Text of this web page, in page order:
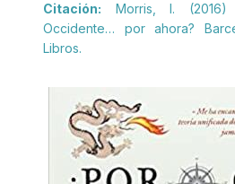
Citación: Morris, I. (2016)
Occidente… por ahora?
Libros.